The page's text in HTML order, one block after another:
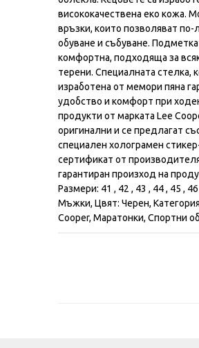
висококачественa еко кожа.
връзки, които позволяват по-
обуване и събуване.
комфортна, подходяща за
терени. Специалната стелка,
изработена от мемори пяна
удобство и комфорт при
продукти от марката Lee
оригинални и се предлагат
специален холограмен
сертификат от
гарантиран произход на
Размери: 41 , 42 , 43 , 44 , 45 ,
Мъжки, Цвят: Черен,
Cooper, Маратонки, Спортни